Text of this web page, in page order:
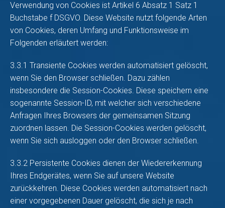
Verwendung von Cookies ist Artikel 6 Absatz 1 Satz 1
Buchstabe f DSGVO. Diese Website nutzt folgende Arten
von Cookies, deren Umfang und Funktionsweise im
Folgenden erläutert werden:
3.3.1 Transiente Cookies werden automatisiert gelöscht,
wenn Sie den Browser schließen. Dazu zählen
insbesondere die Session-Cookies. Diese speichern eine
sogenannte Session-ID, mit welcher sich verschiedene
Anfragen Ihres Browsers der gemeinsamen Sitzung
zuordnen lassen. Die Session-Cookies werden gelöscht,
wenn Sie sich ausloggen oder den Browser schließen.
3.3.2 Persistente Cookies dienen der Wiedererkennung
Ihres Endgerätes, wenn Sie auf unsere Website
zurückkehren. Diese Cookies werden automatisiert nach
einer vorgegebenen Dauer gelöscht, die sich je nach